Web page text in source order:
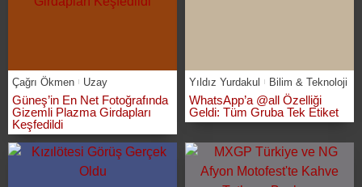
Çağrı Ökmen Uzay
Güneş’in En Net Fotoğrafında
Gizemli Plazma Girdapları
Keşfedildi
Yıldız Yurdakul Bilim & Teknoloji
WhatsApp’a @all Özelliği
Geldi: Tüm Gruba Tek Etiket